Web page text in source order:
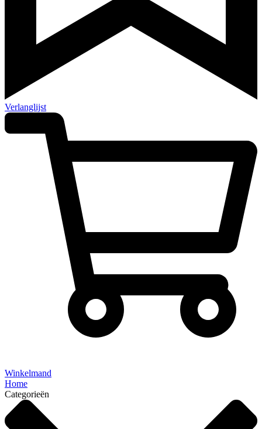
Verlanglijst
Winkelmand
Home
Categorieën